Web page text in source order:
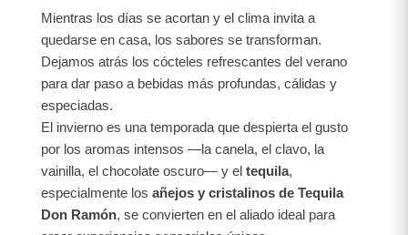
Mientras los días se acortan y el clima invita a
quedarse en casa, los sabores se transforman.
Dejamos atrás los cócteles refrescantes del verano
para dar paso a bebidas más profundas, cálidas y
especiadas.
El invierno es una temporada que despierta el gusto
por los aromas intensos —la canela, el clavo, la
vainilla, el chocolate oscuro— y el tequila,
especialmente los añejos y cristalinos de Tequila
Don Ramón, se convierten en el aliado ideal para